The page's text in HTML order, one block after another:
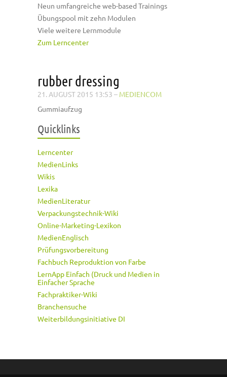
Neun umfangreiche web-based Trainings
Übungspool mit zehn Modulen
Viele weitere Lernmodule
Zum Lerncenter
rubber dressing
21. AUGUST 2015 13:53 – MEDIENCOM
Gummiaufzug
Quicklinks
Lerncenter
MedienLinks
Wikis
Lexika
MedienLiteratur
Verpackungstechnik-Wiki
Online-Marketing-Lexikon
MedienEnglisch
Prüfungsvorbereitung
Fachbuch Reproduktion von Farbe
LernApp Einfach (Druck und Medien in
Einfacher Sprache
Fachpraktiker-Wiki
Branchensuche
Weiterbildungsinitiative DI